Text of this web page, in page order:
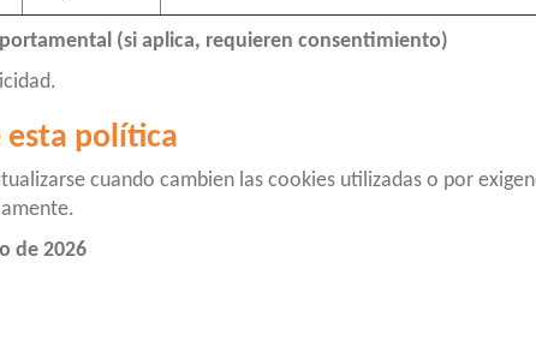
(si aplica, requieren consentimiento)
esta política
cuando cambien las cookies utilizadas o por
de 2026